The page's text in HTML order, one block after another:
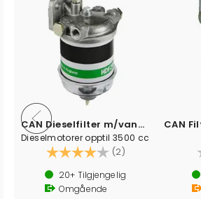
CAN Dieselfilter m/vannutskiller 50 l/t
Dieselmotorer opptil 3500 cc
Karakter: (2) 4.0 av 5 mulige
20+ Tilgjengelig
Omgående